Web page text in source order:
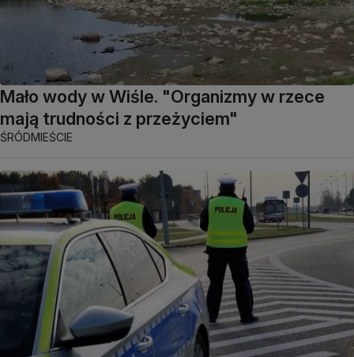
Mało wody w Wiśle. "Organizmy w rzece
mają trudności z przeżyciem"
ŚRÓDMIEŚCIE